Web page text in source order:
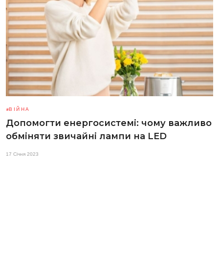
ВІЙНА
Допомогти енергосистемі: чому важливо
обміняти звичайні лампи на LED
17 Січня 2023